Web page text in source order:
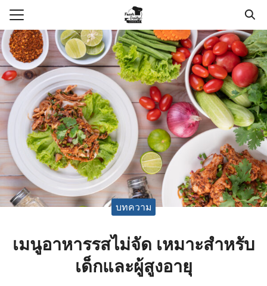
content
ก
ม
เรา
า
Search
for:
บทความ
เมนูอาหารรสไม่จัด เหมาะสำหรับ
เด็กและผู้สูงอายุ